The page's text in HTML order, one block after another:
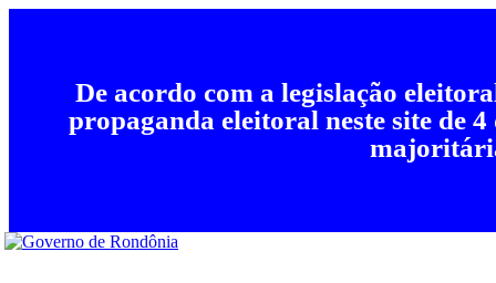
De acordo com a legislação
propaganda eleitoral neste site de